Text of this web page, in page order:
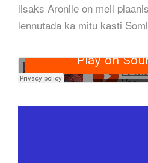
lisaks Aronile on meil
lennutada ka mitu kasti